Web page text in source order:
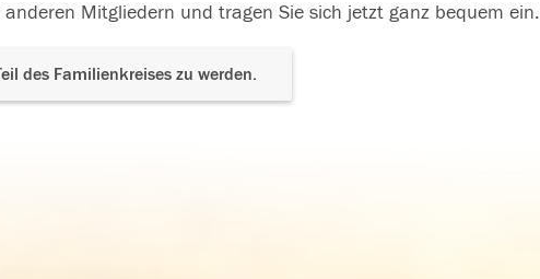
Mitgliedern und tragen Sie sich jetzt ganz bequem ein.
des Familienkreises zu werden.